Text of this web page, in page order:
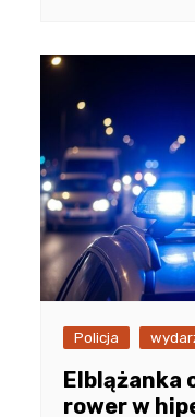
Policja
Elblążanka
rower w